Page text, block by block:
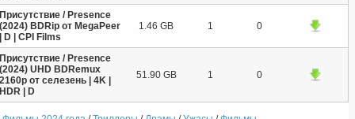
Присутствие / Presence
(2024) BDRip от MegaPeer
| D | CPI Films
1.46 GB 1 0
Присутствие / Presence
(2024) UHD BDRemux
2160p от селезень | 4K |
HDR | D
51.90 GB 1 0